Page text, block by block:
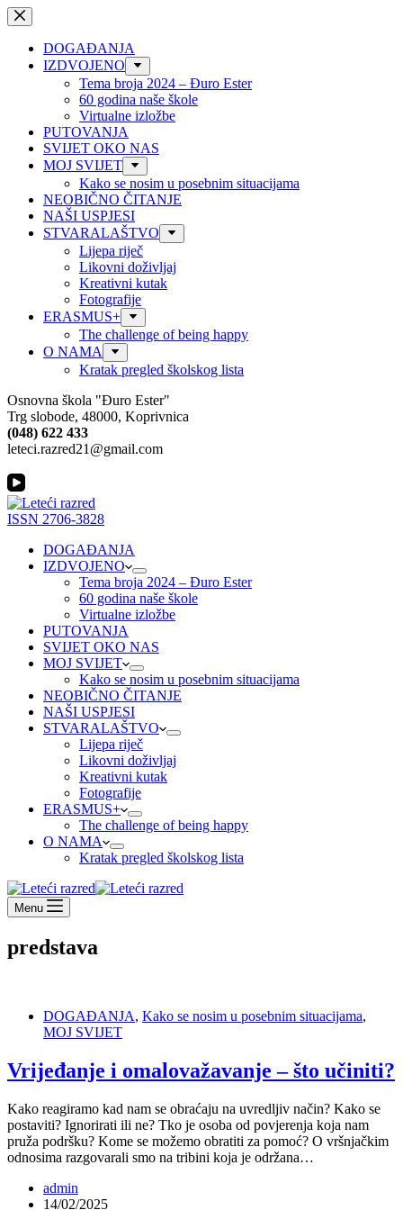
Preskoči
na
sadržajDOGAĐANJA
IZDVOJENO
Tema broja 2024 – Đuro Ester
60 godina naše škole
Virtualne izložbe
PUTOVANJA
SVIJET OKO NAS
MOJ SVIJET
Kako se nosim u posebnim situacijama
NEOBIČNO ČITANJE
NAŠI USPJESI
STVARALAŠTVO
Lijepa riječ
Likovni doživljaj
Kreativni kutak
Fotografije
ERASMUS+
The challenge of being happy
O NAMA
Kratak pregled školskog lista
Osnovna škola "Đuro Ester"
Trg slobode, 48000, Koprivnica
(048) 622 433
leteci.razred21@gmail.com
ISSN 2706-3828
DOGAĐANJA
IZDVOJENO
Tema broja 2024 – Đuro Ester
60 godina naše škole
Virtualne izložbe
PUTOVANJA
SVIJET OKO NAS
MOJ SVIJET
Kako se nosim u posebnim situacijama
NEOBIČNO ČITANJE
NAŠI USPJESI
STVARALAŠTVO
Lijepa riječ
Likovni doživljaj
Kreativni kutak
Fotografije
ERASMUS+
The challenge of being happy
O NAMA
Kratak pregled školskog lista
Menu
predstava
DOGAĐANJA, Kako se nosim u posebnim situacijama,
MOJ SVIJET
Vrijeđanje i omalovažavanje – što učiniti?
Kako reagiramo kad nam se obraćaju na uvredljiv način? Kako se
postaviti? Ignorirati ili ne? Tko je osoba od povjerenja koja nam
pruža podršku? Kome se možemo obratiti za pomoć? O vršnjačkim
odnosima razgovarali smo na tribini koja je održana…
admin
14/02/2025